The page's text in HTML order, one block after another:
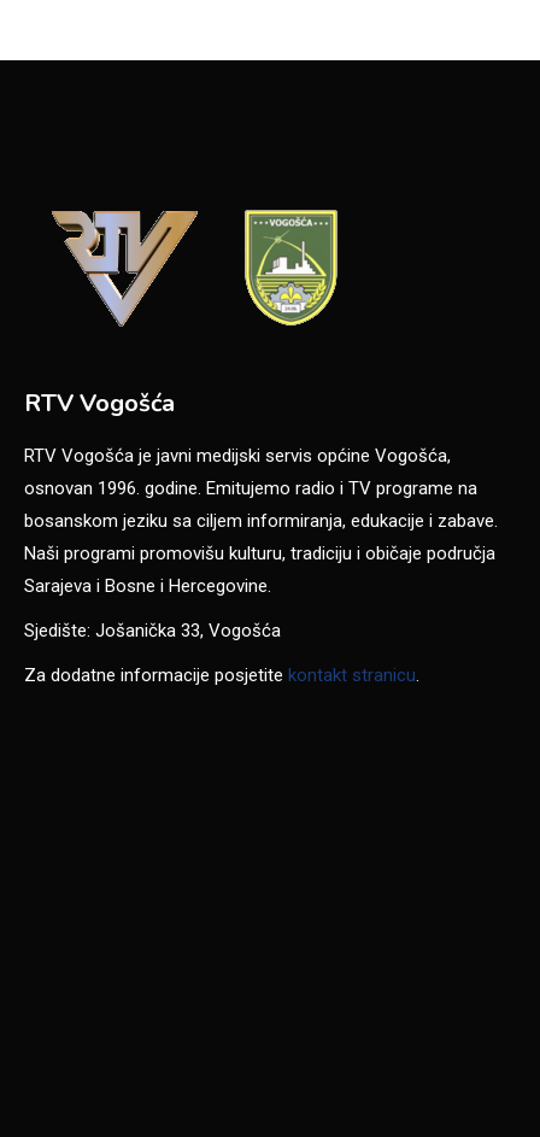
RTV Vogošća
RTV Vogošća je javni medijski servis općine Vogošća,
osnovan 1996. godine. Emitujemo radio i TV programe na
bosanskom jeziku sa ciljem informiranja, edukacije i zabave.
Naši programi promovišu kulturu, tradiciju i običaje područja
Sarajeva i Bosne i Hercegovine.
Sjedište: Jošanička 33, Vogošća
Za dodatne informacije posjetite kontakt stranicu.